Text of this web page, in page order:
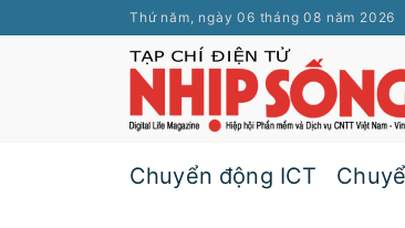
Thứ năm, ngày 06 tháng 08 năm 2026
Chuyển động ICT